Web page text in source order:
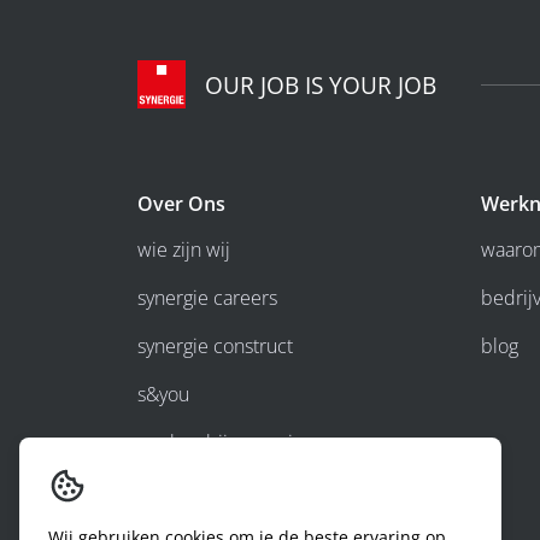
OUR JOB IS YOUR JOB
Over Ons
wie zijn wij
synergie careers
synergie construct
s&you
werken bij synergie
blog